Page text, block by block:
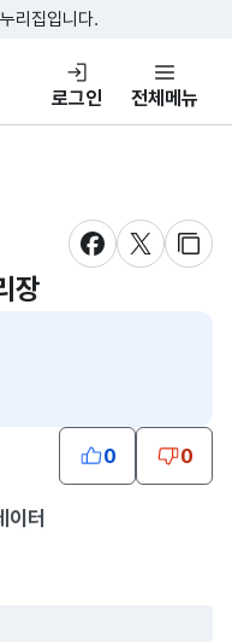
바로가기
로가기
리집입니다.
포털
로그인 전체메뉴
새창 열림새창 열림
새창
장
0 0
이터